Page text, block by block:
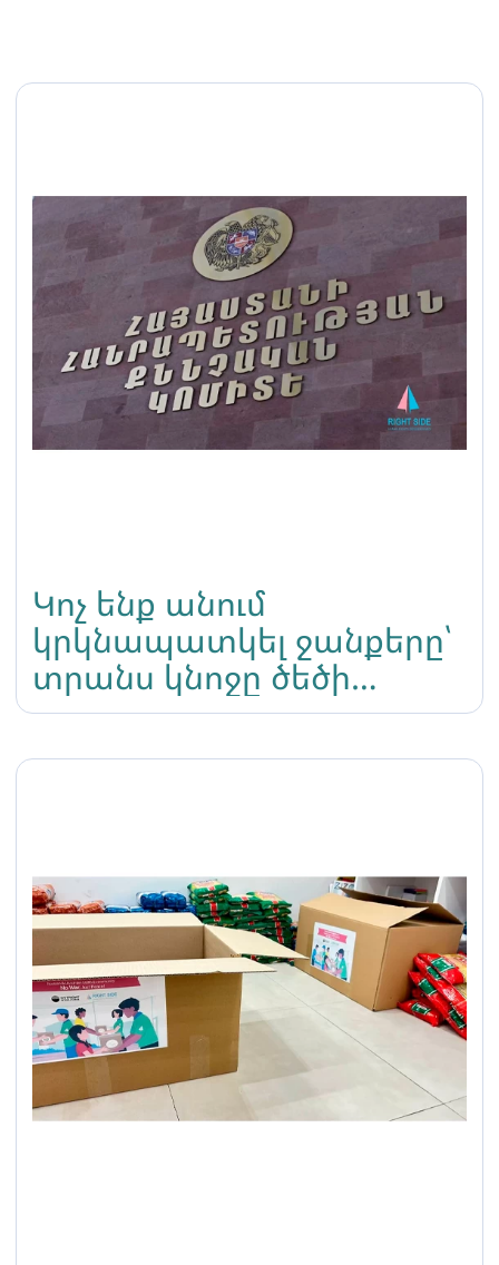
Կոչ ենք անում
կրկնապատկել ջանքերը՝
տրանս կնոջը ծեծի
ենթարկած անձանց
ինքնությունը